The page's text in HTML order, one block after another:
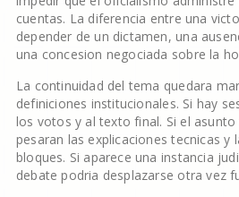
cuentas. La diferencia entre una
depender de un dictamen, una
una concesion negociada sobre la
La continuidad del tema quedara
definiciones institucionales. Si hay
los votos y al texto final. Si el
pesaran las explicaciones tecnicas y
bloques. Si aparece una instancia
debate podria desplazarse otra vez